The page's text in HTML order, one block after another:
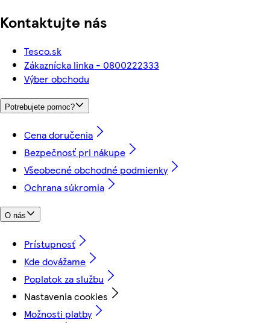
Kontaktujte nás
Tesco.sk
Zákaznícka linka - 0800222333
Výber obchodu
Potrebujete pomoc?
Cena doručenia
Bezpečnosť pri nákupe
Všeobecné obchodné podmienky
Ochrana súkromia
O nás
Prístupnosť
Kde dovážame
Poplatok za službu
Nastavenia cookies
Možnosti platby